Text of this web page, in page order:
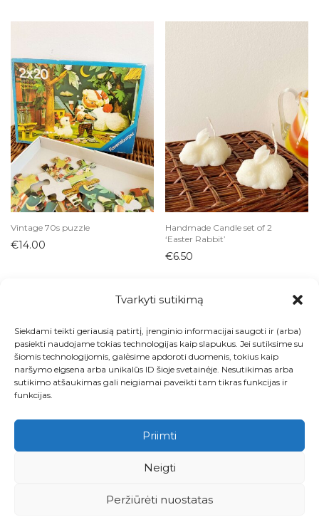
Tvarkyti sutikimą
Siekdami teikti geriausią patirtį, įrenginio informacijai saugoti ir (arba)
pasiekti naudojame tokias technologijas kaip slapukus. Jei sutiksime su
šiomis technologijomis, galėsime apdoroti duomenis, tokius kaip
naršymo elgsena arba unikalūs ID šioje svetainėje. Nesutikimas arba
sutikimo atšaukimas gali neigiamai paveikti tam tikras funkcijas ir
funkcijas.
Priimti
Neigti
Peržiūrėti nuostatas
Vintage 70s puzzle
€14.00
Handmade Candle set of 2
‘Easter Rabbit’
€6.50
Visos prekės
Kontaktai
Apie
Paskyra
Krepšelis